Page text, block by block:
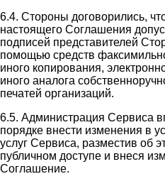
6.4. Стороны договорились,
настоящего Соглашения
подписей представителей
помощью средств
иного копирования,
иного аналога
печатей организаций.
6.5. Администрация Сервиса
порядке внести изменения в
услуг Сервиса, разместив об
публичном доступе и внеся
Соглашение.